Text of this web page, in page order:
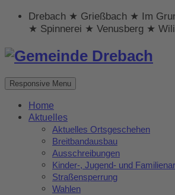
Drebach ★ Grießbach ★ Im
★ Spinnerei ★ Venusberg ★
Responsive Menu
Home
Aktuelles
Aktuelles Ortsgeschehen
Breitbandausbau
Ausschreibungen
Kinder-, Jugend- und
Straßensperrung
Wahlen